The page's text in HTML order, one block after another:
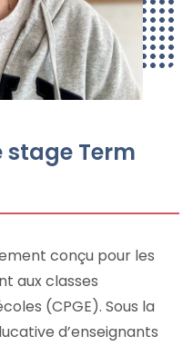
stage Term
conçu pour les
aux classes
(CPGE). Sous la
d’enseignants